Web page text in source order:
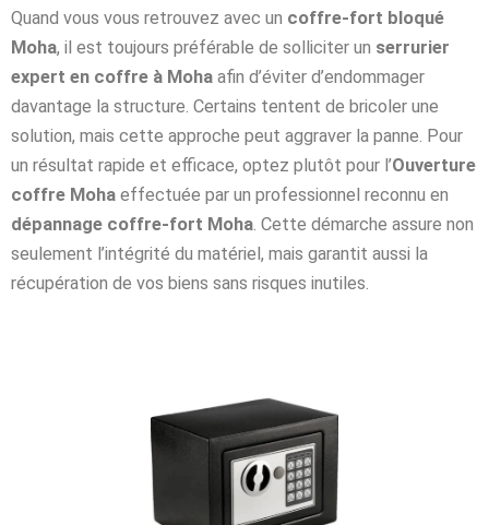
Quand vous vous retrouvez avec un coffre-fort bloqué
Moha, il est toujours préférable de solliciter un serrurier
expert en coffre à Moha afin d’éviter d’endommager
davantage la structure. Certains tentent de bricoler une
solution, mais cette approche peut aggraver la panne. Pour
un résultat rapide et efficace, optez plutôt pour l’Ouverture
coffre Moha effectuée par un professionnel reconnu en
dépannage coffre-fort Moha. Cette démarche assure non
seulement l’intégrité du matériel, mais garantit aussi la
récupération de vos biens sans risques inutiles.